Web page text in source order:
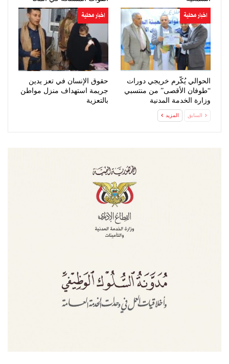
اخبار محلية
الحوالي يُكّرم خريجي دورات
“طوفان الأقصى” من منتسبي
وزارة الخدمة المدنية
اخبار محلية
حقوق الإنسان في تعز يدين
جريمة استهداف منزل مواطن
بالتعزية
السابق المزيد